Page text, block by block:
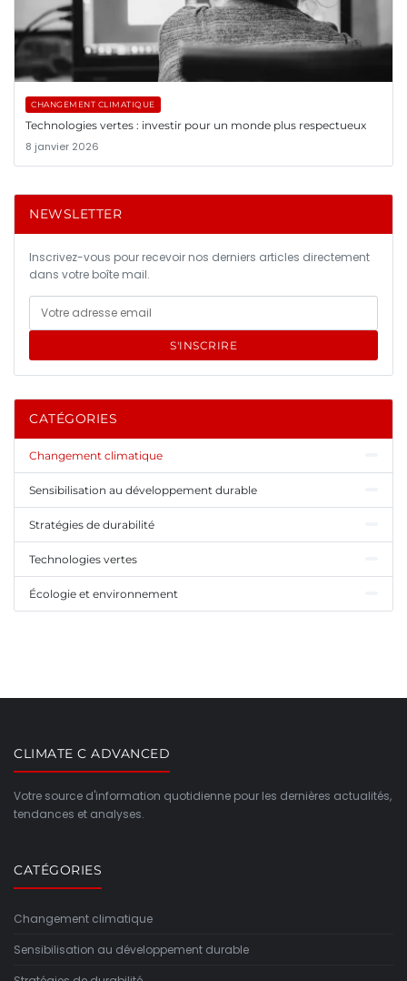
CHANGEMENT CLIMATIQUE
Technologies vertes : investir pour un monde plus respectueux
8 janvier 2026
NEWSLETTER
Inscrivez-vous pour recevoir nos derniers articles directement
dans votre boîte mail.
S'INSCRIRE
CATÉGORIES
Changement climatique
Sensibilisation au développement durable
Stratégies de durabilité
Technologies vertes
Écologie et environnement
CLIMATE C ADVANCED
Votre source d'information quotidienne pour les dernières actualités,
tendances et analyses.
CATÉGORIES
Changement climatique
Sensibilisation au développement durable